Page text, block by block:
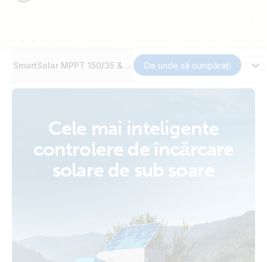
SmartSolar MPPT 150/35 & 150/45De unde să cumpărați
Cele mai inteligente
controlere de încărcare
solare de sub soare